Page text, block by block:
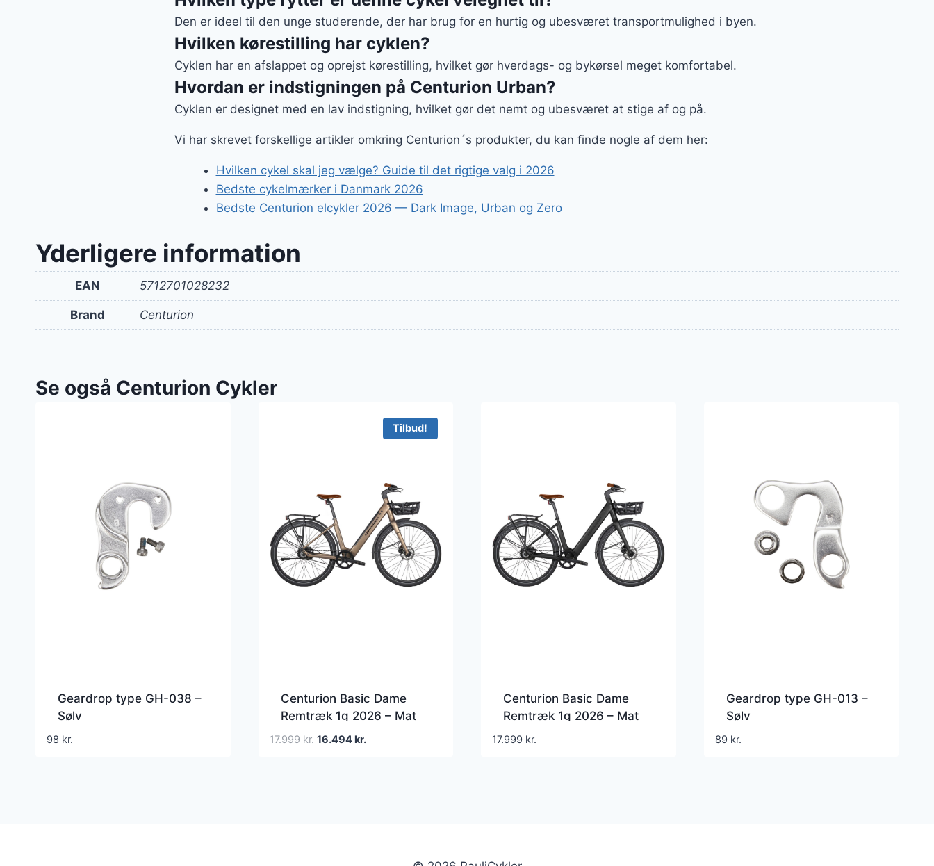
Den er ideel til den unge studerende, der har brug for en hurtig og ubesværet transportmulighed i byen.
Hvilken kørestilling har cyklen?
Cyklen har en afslappet og oprejst kørestilling, hvilket gør hverdags- og bykørsel meget komfortabel.
Hvordan er indstigningen på Centurion Urban?
Cyklen er designet med en lav indstigning, hvilket gør det nemt og ubesværet at stige af og på.
Vi har skrevet forskellige artikler omkring Centurion´s produkter, du kan finde nogle af dem her:
Hvilken cykel skal jeg vælge? Guide til det rigtige valg i 2026
Bedste cykelmærker i Danmark 2026
Bedste Centurion elcykler 2026 — Dark Image, Urban og Zero
Yderligere information
EAN 5712701028232
Brand Centurion
Se også Centurion Cykler
Geardrop type GH-038 –
Sølv
98 kr.
Tilbud!
Centurion Basic Dame
Remtræk 1g 2026 – Mat
Kobber
17.999kr. Den
16.494kr.Den
Centurion Basic Dame
Remtræk 1g 2026 – Mat
Sort
17.999 kr.
Geardrop type GH-013 –
Sølv
89 kr.